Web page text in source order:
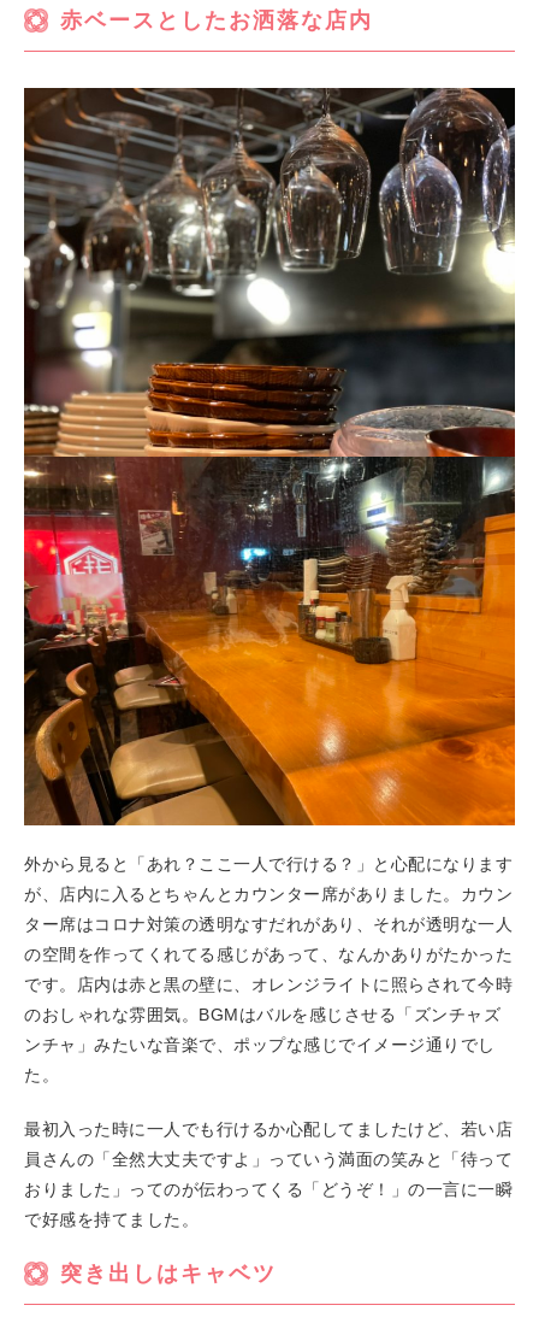
赤ベースとしたお洒落な店内
外から見ると「あれ？ここ一人で行ける？」と心配になります
が、店内に入るとちゃんとカウンター席がありました。カウン
ター席はコロナ対策の透明なすだれがあり、それが透明な一人
の空間を作ってくれてる感じがあって、なんかありがたかった
です。店内は赤と黒の壁に、オレンジライトに照らされて今時
のおしゃれな雰囲気。BGMはバルを感じさせる「ズンチャズ
ンチャ」みたいな音楽で、ポップな感じでイメージ通りでし
た。
最初入った時に一人でも行けるか心配してましたけど、若い店
員さんの「全然大丈夫ですよ」っていう満面の笑みと「待って
おりました」ってのが伝わってくる「どうぞ！」の一言に一瞬
で好感を持てました。
突き出しはキャベツ